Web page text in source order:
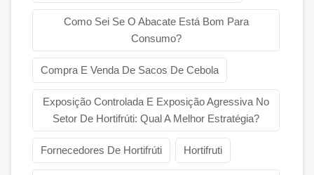
Como Sei Se O Abacate Está Bom Para
Consumo?
Compra E Venda De Sacos De Cebola
Exposição Controlada E Exposição Agressiva No
Setor De Hortifrúti: Qual A Melhor Estratégia?
Fornecedores De Hortifrúti Hortifruti